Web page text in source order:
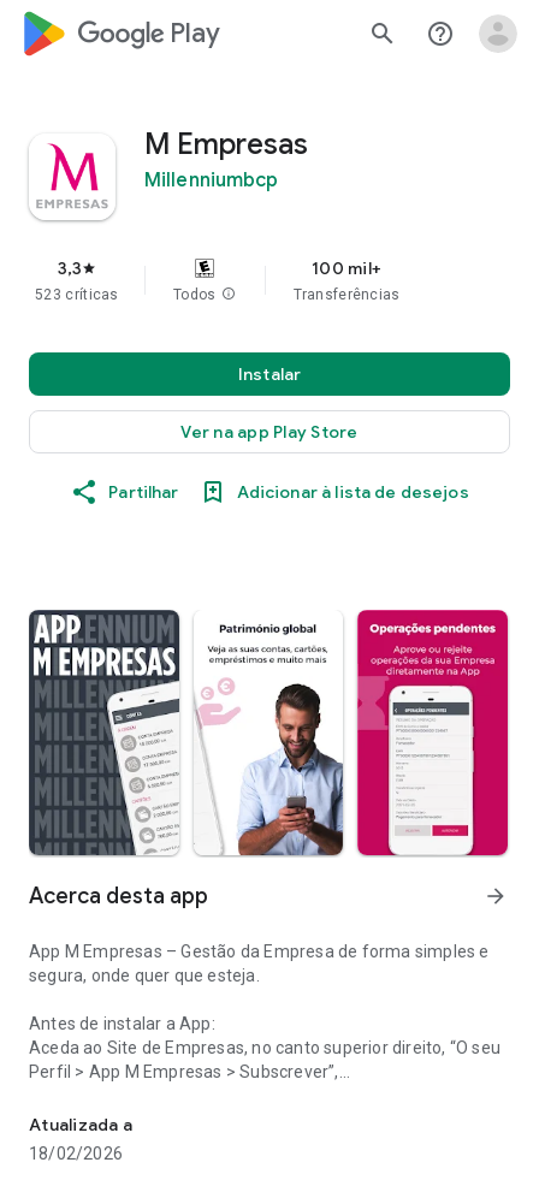
google_logo Play search help_outline
M Empresas
Millenniumbcp
3,3star
523 críticas Todos info
100 mil+
Transferências
Instalar
Ver na app Play Store
Partilhar Adicionar à lista de desejos
Acerca desta app arrow_forward
App M Empresas – Gestão da Empresa de forma simples e
segura, onde quer que esteja.
Antes de instalar a App:
Aceda ao Site de Empresas, no canto superior direito, “O seu
Perfil > App M Empresas > Subscrever”,
contas a visualizar.
Atualizada a
18/02/2026